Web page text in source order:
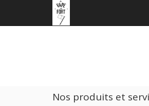
Nos produits et